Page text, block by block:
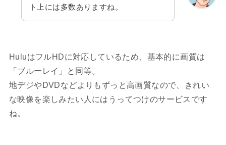
ト上には多数ありますね。
HuluはフルHDに対応しているため、基本的に画質は
「ブルーレイ」と同等。
地デジやDVDなどよりもずっと高画質なので、きれい
な映像を楽しみたい人にはうってつけのサービスです
ね。